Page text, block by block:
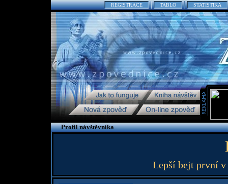
REGISTRACE TABLO STATISTIKA
Profil návštěvníka
Lepší bejt první v